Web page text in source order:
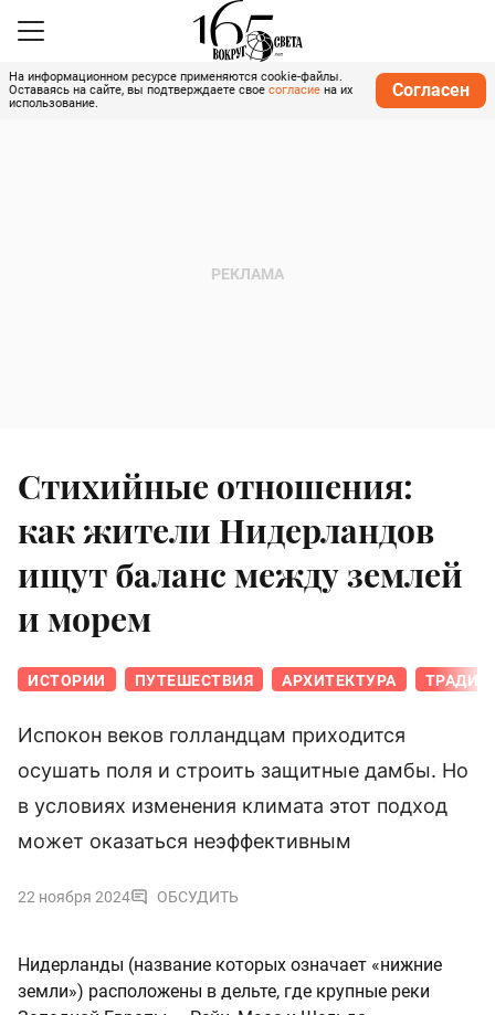
На информационном ресурсе применяются cookie-файлы.
Оставаясь на сайте, вы подтверждаете свое согласие на их
использование.
Согласен
Стихийные отношения:
как жители Нидерландов
ищут баланс между землей
и морем
ИСТОРИИ ПУТЕШЕСТВИЯ АРХИТЕКТУРА
Испокон веков голландцам приходится
осушать поля и строить защитные дамбы. Но
в условиях изменения климата этот подход
может оказаться неэффективным
22 ноября 2024 ОБСУДИТЬ
Нидерланды (название которых означает «нижние
земли») расположены в дельте, где крупные реки